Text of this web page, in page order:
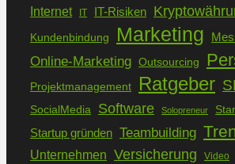
Internet IT IT-Risiken
Kundenbindung Marketing
Online-Marketing Outsourcing
Projektmanagement Ratgeber
SocialMedia Software Solopreneur
Startup gründen Teambuilding
Unternehmen Versicherung Video